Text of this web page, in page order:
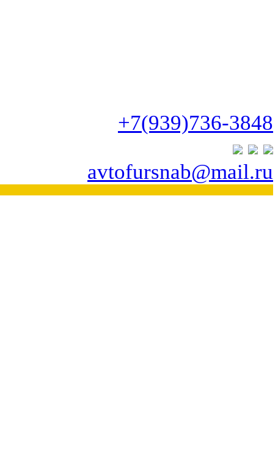
+7(939)736-3848
avtofursnab@mail.ru